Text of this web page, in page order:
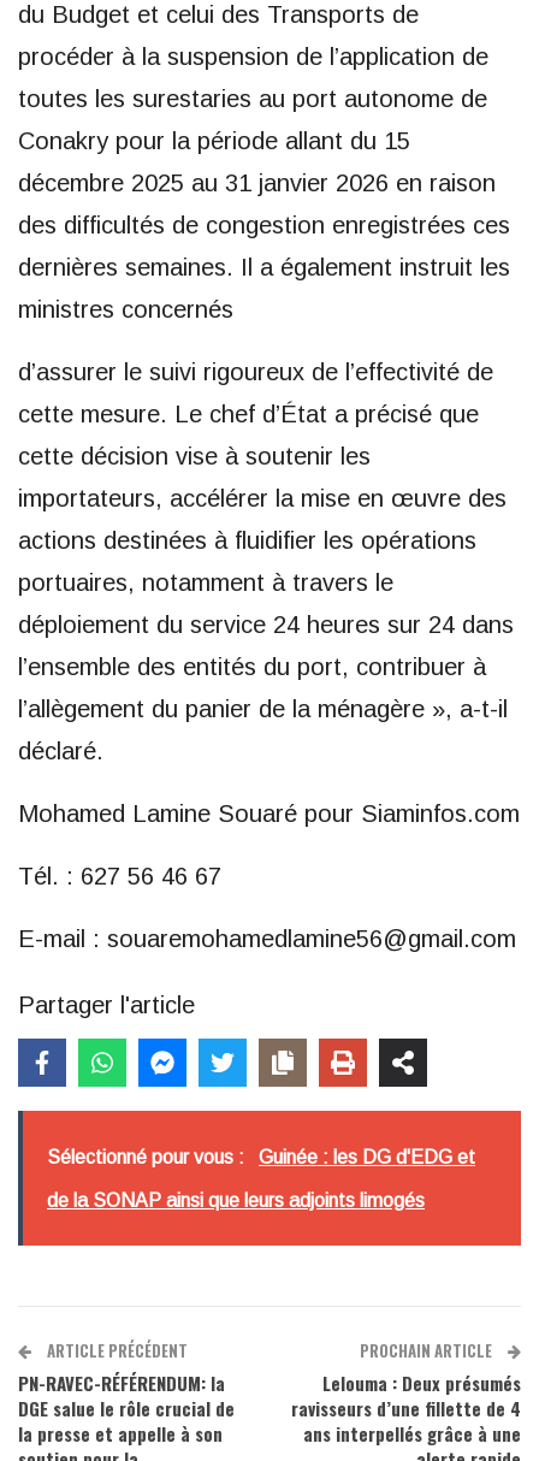
du Budget et celui des Transports de
procéder à la suspension de l’application de
toutes les surestaries au port autonome de
Conakry pour la période allant du 15
décembre 2025 au 31 janvier 2026 en raison
des difficultés de congestion enregistrées ces
dernières semaines. Il a également instruit les
ministres concernés
d’assurer le suivi rigoureux de l’effectivité de
cette mesure. Le chef d’État a précisé que
cette décision vise à soutenir les
importateurs, accélérer la mise en œuvre des
actions destinées à fluidifier les opérations
portuaires, notamment à travers le
déploiement du service 24 heures sur 24 dans
l’ensemble des entités du port, contribuer à
l’allègement du panier de la ménagère », a-t-il
déclaré.
Mohamed Lamine Souaré pour Siaminfos.com
Tél. : 627 56 46 67
E-mail : souaremohamedlamine56@gmail.com
Partager l'article
Sélectionné pour vous : Guinée : les DG d'EDG et
de la SONAP ainsi que leurs adjoints limogés
ARTICLE PRÉCÉDENT
PN-RAVEC-RÉFÉRENDUM: la
DGE salue le rôle crucial de
la presse et appelle à son
PROCHAIN ARTICLE
Lelouma : Deux présumés
ravisseurs d’une fillette de 4
ans interpellés grâce à une